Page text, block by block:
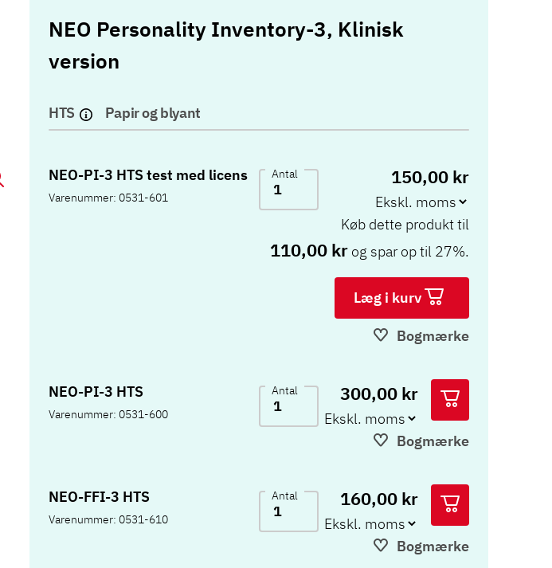
NEO Personality Inventory-3, Klinisk
version
HTS Papir og blyant
NEO-PI-3 HTS test med licens
Varenummer: 0531-601
Antal 150,00 kr
Køb dette produkt til
110,00 kr og spar op til 27%.
Læg i kurv
Bogmærke
NEO-PI-3 HTS
Varenummer: 0531-600
Antal 300,00 kr
Bogmærke
NEO-FFI-3 HTS
Varenummer: 0531-610
Antal 160,00 kr
Bogmærke